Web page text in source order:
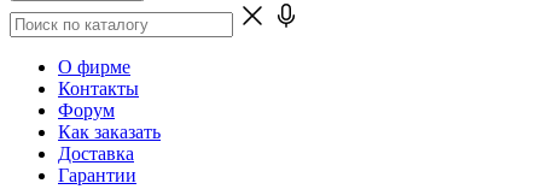
О фирме
Контакты
Форум
Как заказать
Доставка
Гарантии